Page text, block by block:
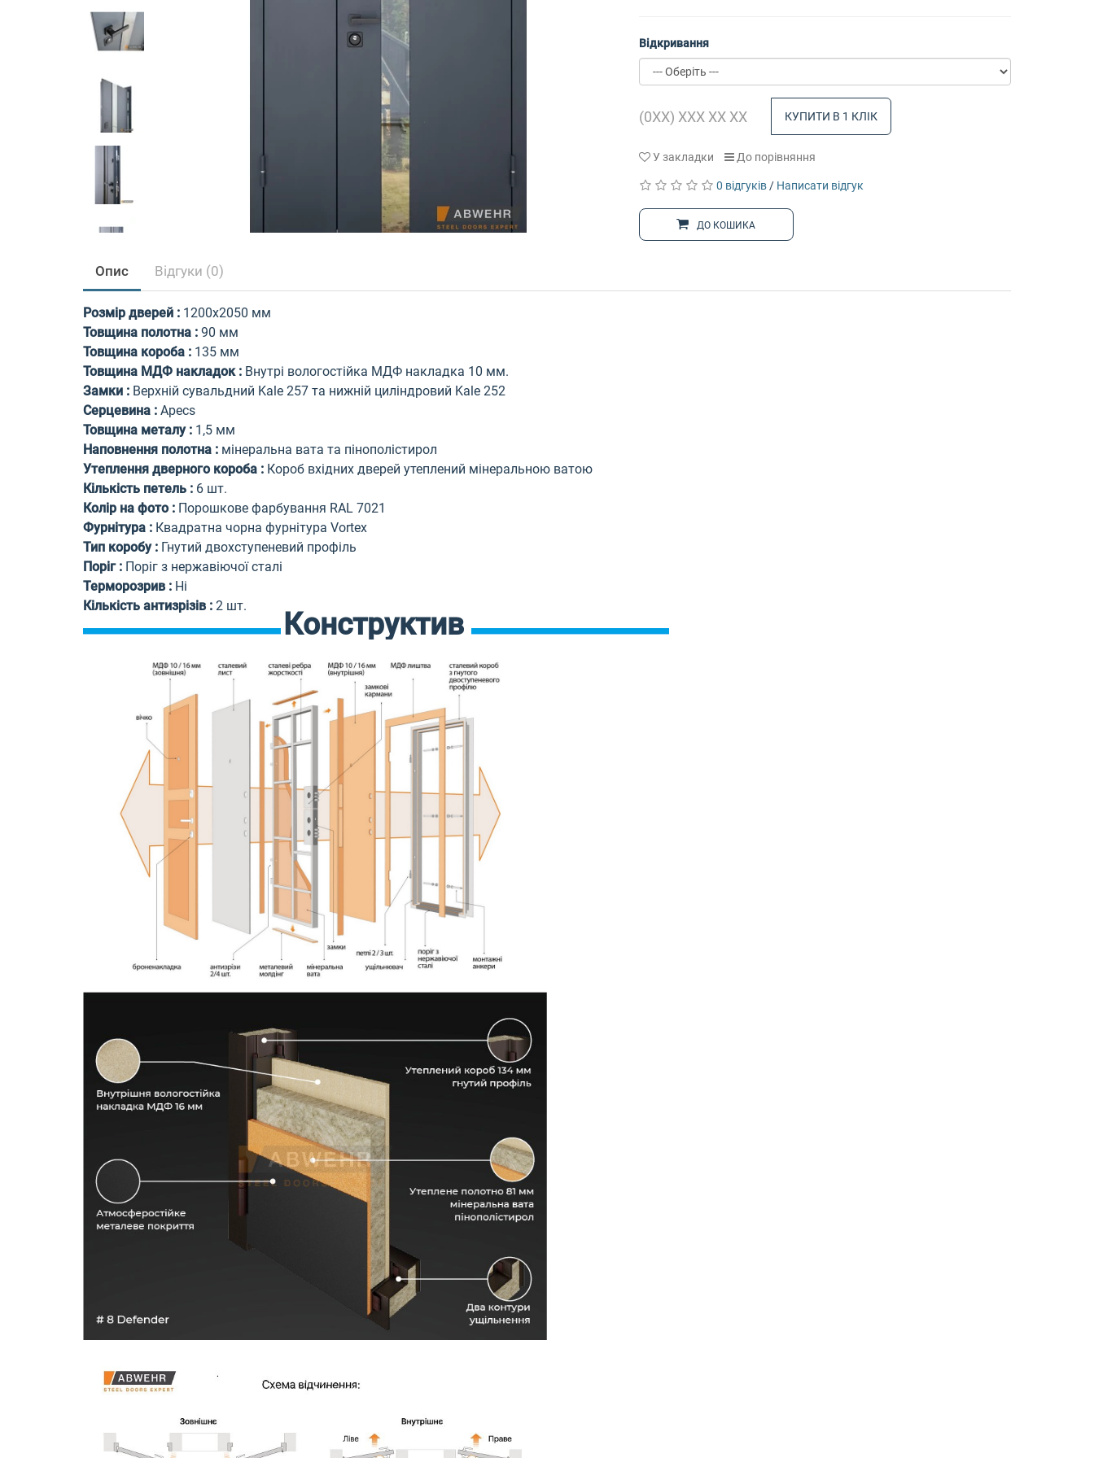
Відкривання
КУПИТИ В 1 КЛІК
У закладки До порівняння
0 відгуків/ Написати відгук
ДО КОШИКА
Опис Відгуки (0)
Розмір дверей : 1200х2050 мм
Товщина полотна : 90 мм
Товщина короба : 135 мм
Товщина МДФ накладок : Внутрі вологостійка МДФ накладка 10 мм.
Замки : Верхній сувальдний Kale 257 та нижній циліндровий Kale 252
Серцевина : Apecs
Товщина металу : 1,5 мм
Наповнення полотна : мінеральна вата та пінополістирол
Утеплення дверного короба : Короб вхідних дверей утеплений мінеральною ватою
Кількість петель : 6 шт.
Колір на фото : Порошкове фарбування RAL 7021
Фурнітура : Квадратна чорна фурнітура Vortex
Тип коробу : Гнутий двохступеневий профіль
Поріг : Поріг з нержавіючої сталі
Терморозрив : Ні
Кількість антизрізів : 2 шт.
Конструктив